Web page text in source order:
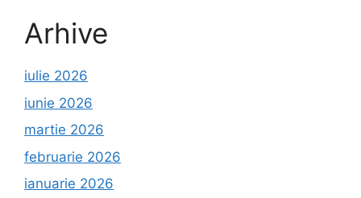
Arhive
iulie 2026
iunie 2026
martie 2026
februarie 2026
ianuarie 2026